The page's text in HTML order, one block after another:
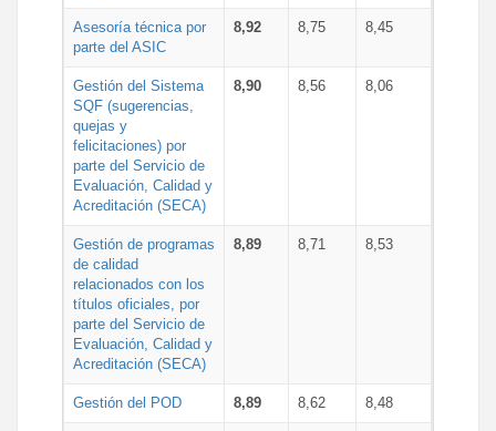
Asesoría técnica por
parte del ASIC
8,92 8,75 8,45
Gestión del Sistema
SQF (sugerencias,
quejas y
felicitaciones) por
parte del Servicio de
Evaluación, Calidad y
Acreditación (SECA)
8,90 8,56 8,06
Gestión de programas
de calidad
relacionados con los
títulos oficiales, por
parte del Servicio de
Evaluación, Calidad y
Acreditación (SECA)
8,89 8,71 8,53
Gestión del POD 8,89 8,62 8,48